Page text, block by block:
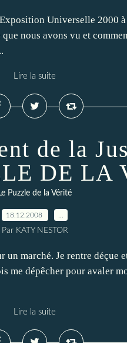
Universelle 2000
nous avons vu et
Lire la suite
de la
DE LA
Puzzle de la Vérité
18.12.2008
Par KATY NESTOR
marché. Je rentre déçue
me dépêcher pour avaler
Lire la suite